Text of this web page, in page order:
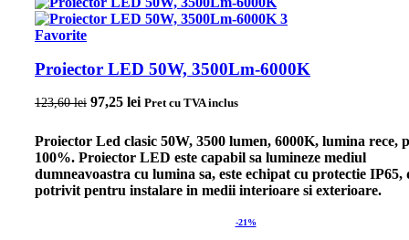
Favorite
Proiector LED 50W, 3500Lm-6000K
123,60lei Prețul inițial a fost: 123,60 lei.
97,25 leiPrețul curent este: 97,25 lei.
Pret cu TVA inclus
Proiector Led clasic 50W, 3500 lumen, 6000K, lumina rece,
100%. Proiector LED este capabil sa lumineze mediul
dumneavoastra cu lumina sa, este echipat cu protectie IP65,
potrivit pentru instalare in medii interioare si exterioare.
-21%